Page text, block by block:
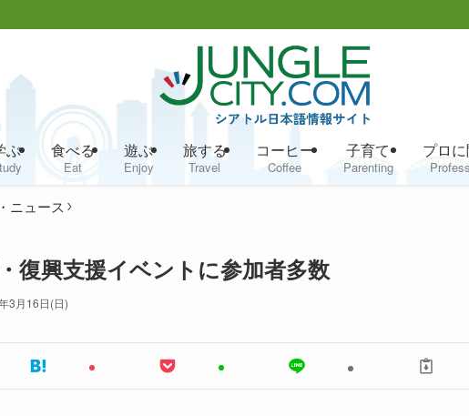
ぶ 食べる
Eat
遊ぶ
Enjoy
旅する
Travel
コーヒー
Coffee
子育て
Parenting
プロ
ニュース
復興支援イベントに参加者多数
3月16日(日)